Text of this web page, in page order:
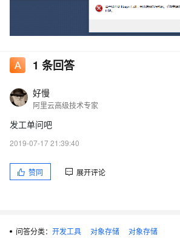
vs2017和vs2010 编译demo 问题一样
1 条回答
好慢
阿里云高级技术专家
发工单问吧
2019-07-17 21:39:40
赞同 展开评论
问答分类： 开发工具 对象存储
对象存储